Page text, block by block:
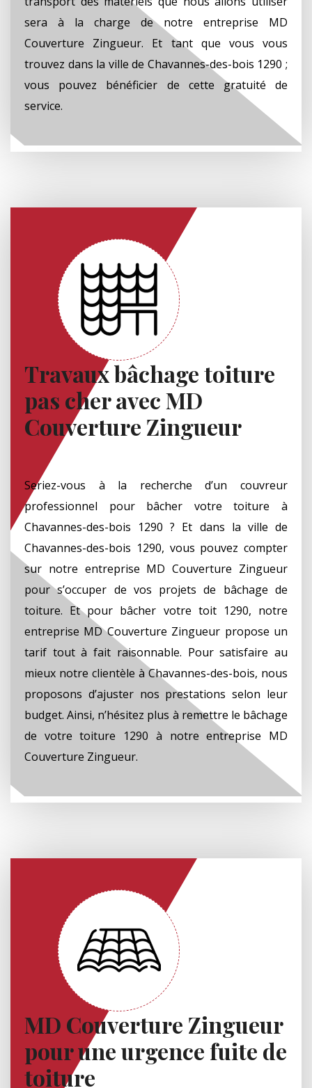
sera à la charge de notre entreprise MD
Couverture Zingueur. Et tant que vous vous
trouvez dans la ville de Chavannes-des-bois 1290 ;
vous pouvez bénéficier de cette gratuité de
service.
Travaux bâchage toiture
pas cher avec MD
Couverture Zingueur
Seriez-vous à la recherche d’un couvreur
professionnel pour bâcher votre toiture à
Chavannes-des-bois 1290 ? Et dans la ville de
Chavannes-des-bois 1290, vous pouvez compter
sur notre entreprise MD Couverture Zingueur
pour s’occuper de vos projets de bâchage de
toiture. Et pour bâcher votre toit 1290, notre
entreprise MD Couverture Zingueur propose un
tarif tout à fait raisonnable. Pour satisfaire au
mieux notre clientèle à Chavannes-des-bois, nous
proposons d’ajuster nos prestations selon leur
budget. Ainsi, n’hésitez plus à remettre le bâchage
de votre toiture 1290 à notre entreprise MD
Couverture Zingueur.
MD Couverture Zingueur
pour une urgence fuite de
toiture